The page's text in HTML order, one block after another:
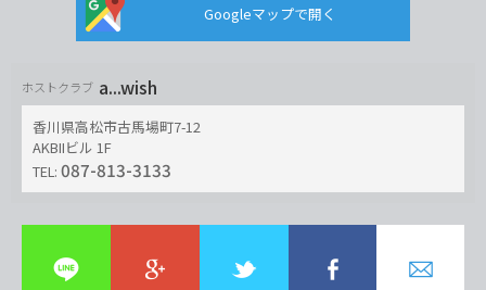
Googleマップで開く
ホストクラブ a...wish
香川県高松市古馬場町7-12
AKBIIビル 1F
TEL: 087-813-3133